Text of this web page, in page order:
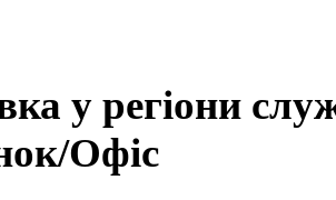
у регіони
Офіс